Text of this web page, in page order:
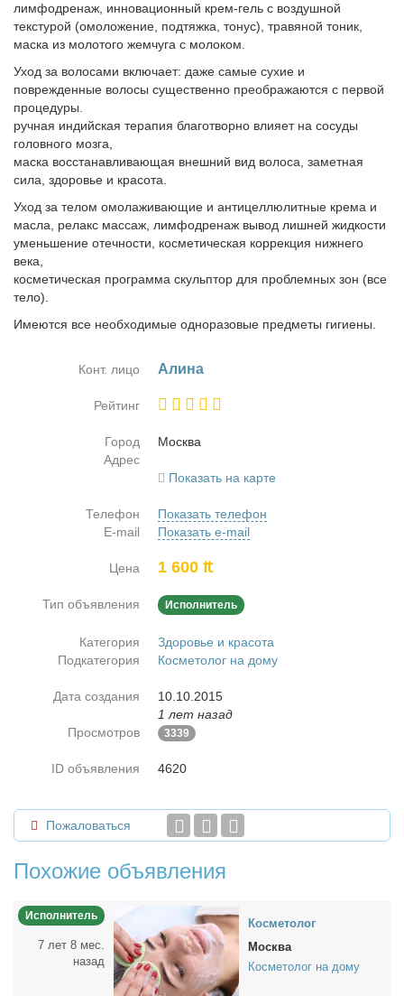
лимфодренаж, инновационный крем-гель с воздушной
текстурой (омоложение, подтяжка, тонус), травяной тоник,
маска из молотого жемчуга с молоком.
Уход за волосами включает: даже самые сухие и
поврежденные волосы существенно преображаются с первой
процедуры.
ручная индийская терапия благотворно влияет на сосуды
головного мозга,
маска восстанавливающая внешний вид волоса, заметная
сила, здоровье и красота.
Уход за телом омолаживающие и антицеллюлитные крема и
масла, релакс массаж, лимфодренаж вывод лишней жидкости
уменьшение отечности, косметическая коррекция нижнего
века,
косметическая программа скульптор для проблемных зон (все
тело).
Имеются все необходимые одноразовые предметы гигиены.
Конт. лицо Али­на
Рейтинг
Город
Москва
Адрес
Показать на карте
Телефон
Показать телефон
E-mail
Показать e-mail
Цена 1 600 ₶
Тип объявления Исполнитель
Категория
Здоровье и красота
Подкатегория
Косметолог на дому
Дата создания
10.10.2015
1 лет назад
Просмотров
3339
ID объявления 4620
Пожаловаться
Похожие объявления
Исполнитель
7 лет 8 мес.
назад
Кос­ме­то­лог
Москва
Косметолог на дому